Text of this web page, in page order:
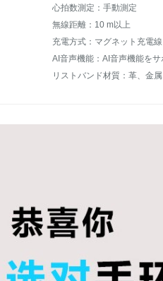
心拍数測定：手動測定
無線距離：10 m以上
充電方式：マグネット充電線
リストバンド材質：革、金属